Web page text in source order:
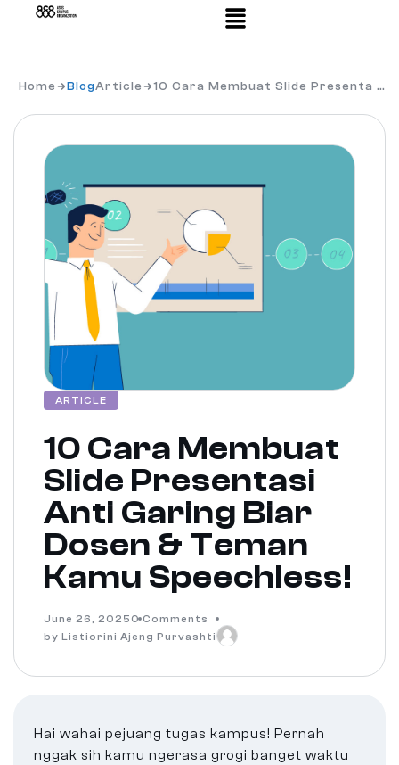
Home BlogArticle 10 Cara Membuat Slide Presenta …
ARTICLE
10 Cara Membuat
Slide Presentasi
Anti Garing Biar
Dosen & Teman
Kamu Speechless!
June 26, 2025 0 Comments
by Listiorini Ajeng Purvashti
Hai wahai pejuang tugas kampus! Pernah
nggak sih kamu ngerasa grogi banget waktu